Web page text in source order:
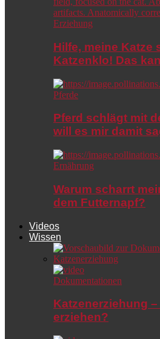
Erziehung
Hilfe, meine Katze
Katzenklo! Das
Pferde
Pferd schlägt mit
will es mir damit
Ernährung
Warum scharrt
dem Futternapf?
Videos
Wissen
Dokumentationen
Katzenerziehung
erziehen?